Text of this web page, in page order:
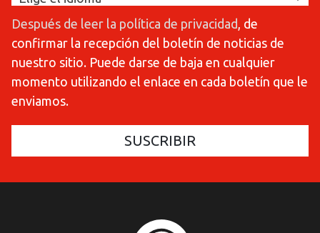
Después de leer la política de privacidad, de
confirmar la recepción del boletín de noticias de
nuestro sitio. Puede darse de baja en cualquier
momento utilizando el enlace en cada boletín que le
enviamos.